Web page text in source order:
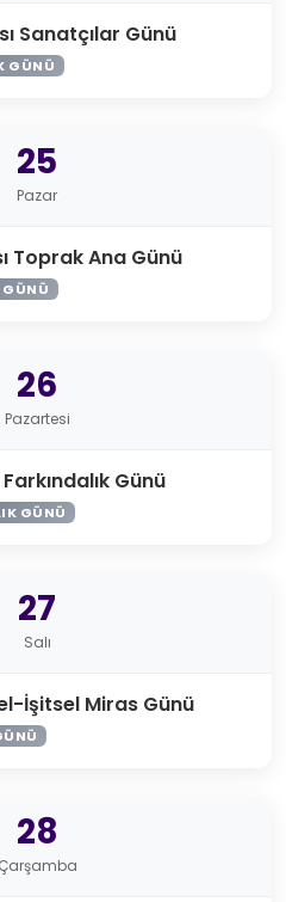
Sanatçılar Günü
GÜNÜ
25
Pazar
Toprak Ana Günü
26
Pazartesi
Günü
GÜNÜ
27
Salı
İşitsel Miras Günü
28
Çarşamba